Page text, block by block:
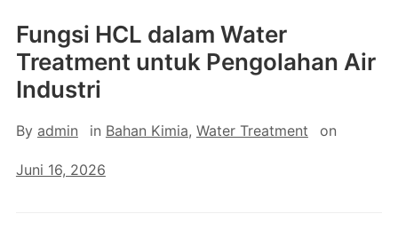
Fungsi HCL dalam Water
Treatment untuk Pengolahan Air
Industri
By admin in Bahan Kimia, Water Treatment on
Juni 16, 2026